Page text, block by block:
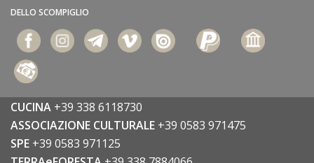
DELLO SCOMPIGLIO
CUCINA +39 338 6118730
ASSOCIAZIONE CULTURALE +39 0583 971475
SPE +39 0583 971125